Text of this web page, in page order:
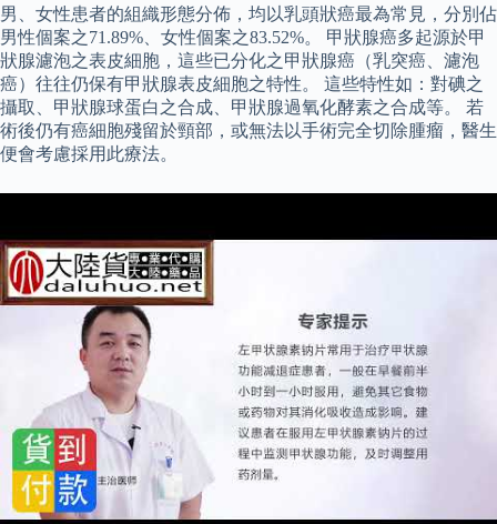
男、女性患者的組織形態分佈，均以乳頭狀癌最為常見，分別佔
男性個案之71.89%、女性個案之83.52%。 甲狀腺癌多起源於甲
狀腺濾泡之表皮細胞，這些已分化之甲狀腺癌（乳突癌、濾泡
癌）往往仍保有甲狀腺表皮細胞之特性。 這些特性如：對碘之
攝取、甲狀腺球蛋白之合成、甲狀腺過氧化酵素之合成等。 若
術後仍有癌細胞殘留於頸部，或無法以手術完全切除腫瘤，醫生
便會考慮採用此療法。